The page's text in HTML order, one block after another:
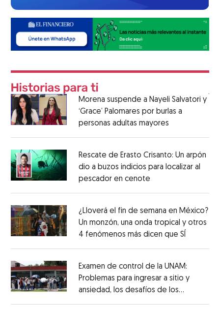
Morena suspende a Nayeli Salvatori y
‘Grace’ Palomares por burlas a
personas adultas mayores
Rescate de Erasto Crisanto: Un arpón
dio a buzos indicios para localizar al
pescador en cenote
¿Lloverá el fin de semana en México?
Un monzón, una onda tropical y otros
4 fenómenos más dicen que SÍ
Examen de control de la UNAM:
Problemas para ingresar a sitio y
ansiedad, los desafíos de los